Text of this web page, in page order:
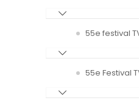
55e festival
55e Festival